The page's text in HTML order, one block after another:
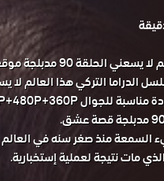
مسلسل هذا العالم
السمعة منذ صغر سنه في
مات نتيجة لعملية إستخبارية.